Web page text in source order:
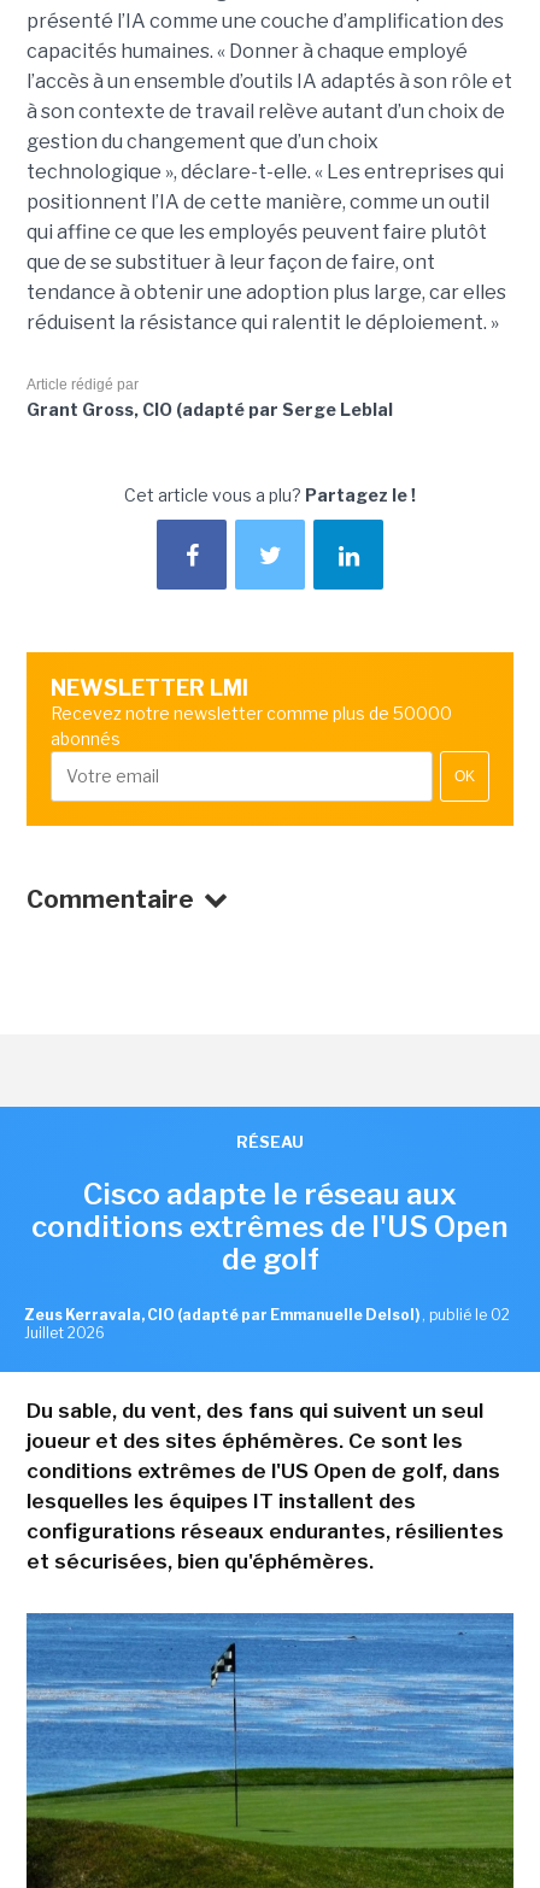
présenté l’IA comme une couche d’amplification des
capacités humaines. « Donner à chaque employé
l’accès à un ensemble d’outils IA adaptés à son rôle et
à son contexte de travail relève autant d’un choix de
gestion du changement que d’un choix
technologique », déclare-t-elle. « Les entreprises qui
positionnent l’IA de cette manière, comme un outil
qui affine ce que les employés peuvent faire plutôt
que de se substituer à leur façon de faire, ont
tendance à obtenir une adoption plus large, car elles
réduisent la résistance qui ralentit le déploiement. »
Article rédigé par
Grant Gross, CIO (adapté par Serge Leblal
Cet article vous a plu? Partagez le !
NEWSLETTER LMI
Recevez notre newsletter comme plus de 50000
abonnés
OK
Commentaire
RÉSEAU
Cisco adapte le réseau aux
conditions extrêmes de l'US Open
de golf
Zeus Kerravala, CIO (adapté par Emmanuelle Delsol) , publié le 02
Juillet 2026
Du sable, du vent, des fans qui suivent un seul
joueur et des sites éphémères. Ce sont les
conditions extrêmes de l'US Open de golf, dans
lesquelles les équipes IT installent des
configurations réseaux endurantes, résilientes
et sécurisées, bien qu'éphémères.